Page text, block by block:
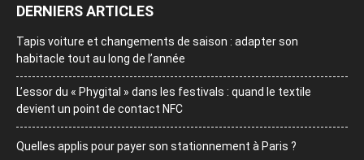
DERNIERS ARTICLES
Tapis voiture et changements de saison : adapter son
habitacle tout au long de l’année
L’essor du « Phygital » dans les festivals : quand le textile
devient un point de contact NFC
Quelles applis pour payer son stationnement à Paris ?